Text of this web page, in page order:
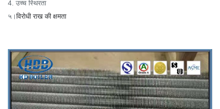
4. उच्च स्थिरता
५।विरोधी राख की क्षमता